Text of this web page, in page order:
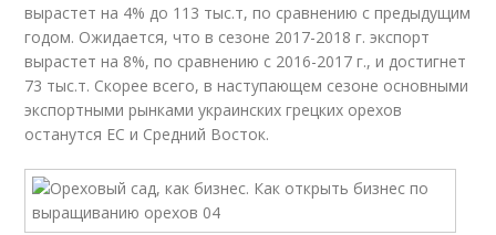
вырастет на 4% до 113 тыс.т, по сравнению с предыдущим
годом. Ожидается, что в сезоне 2017-2018 г. экспорт
вырастет на 8%, по сравнению с 2016-2017 г., и достигнет
73 тыс.т. Скорее всего, в наступающем сезоне основными
экспортными рынками украинских грецких орехов
останутся ЕС и Средний Восток.